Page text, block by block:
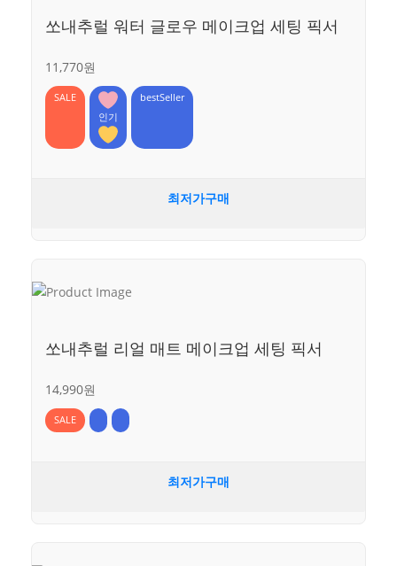
쏘내추럴 워터 글로우 메이크업 세팅 픽서
11,770원
SALE
인기
bestSeller
최저가구매
쏘내추럴 리얼 매트 메이크업 세팅 픽서
14,990원
SALE
최저가구매